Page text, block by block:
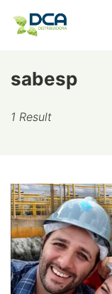
sabesp
1 Result